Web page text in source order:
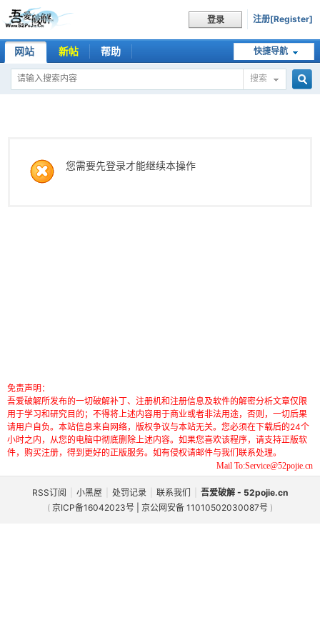
登录 注册[Register]
快捷导航
网站 新帖 帮助
搜索
您需要先登录才能继续本操作
免责声明：
吾爱破解所发布的一切破解补丁、注册机和注册信息及软件的解密分析文章仅限
用于学习和研究目的；不得将上述内容用于商业或者非法用途，否则，一切后果
请用户自负。本站信息来自网络，版权争议与本站无关。您必须在下载后的24个
小时之内，从您的电脑中彻底删除上述内容。如果您喜欢该程序，请支持正版软
件，购买注册，得到更好的正版服务。如有侵权请邮件与我们联系处理。
Mail To:Service@52pojie.cn
RSS订阅 小黑屋 处罚记录 联系我们
吾爱破解 - 52pojie.cn
( 京ICP备16042023号 | 京公网安备 11010502030087号 )